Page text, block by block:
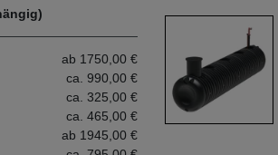
ab 1750,00 €
ca. 990,00 €
ca. 325,00 €
ca. 465,00 €
ab 1945,00 €